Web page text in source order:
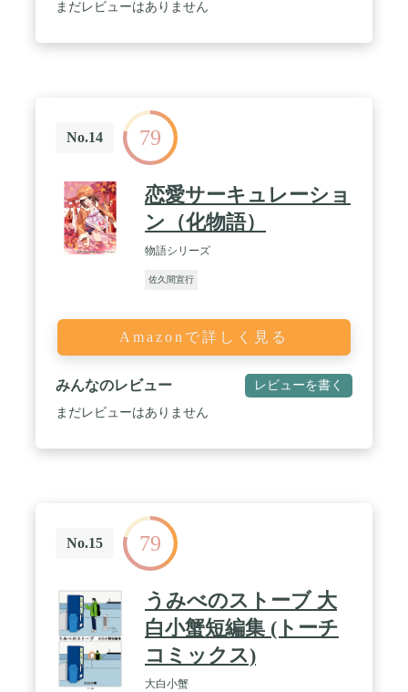
まだレビューはありません
No.14 79
恋愛サーキュレーショ
ン（化物語）
物語シリーズ
佐久間宣行
Amazonで詳しく見る
みんなのレビュー レビューを書く
まだレビューはありません
No.15 79
うみべのストーブ 大
白小蟹短編集 (トーチ
コミックス)
大白小蟹